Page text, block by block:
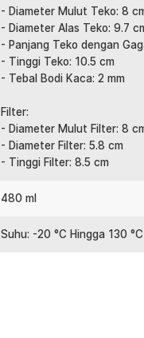
- Diameter Mulut Teko: 8
- Diameter Alas Teko: 9.7
- Panjang Teko dengan
- Tinggi Teko: 10.5 cm
- Tebal Bodi Kaca: 2 mm
Filter:
- Diameter Mulut Filter: 8
- Diameter Filter: 5.8 cm
- Tinggi Filter: 8.5 cm
480 ml
Suhu: -20 °C Hingga 130 °C